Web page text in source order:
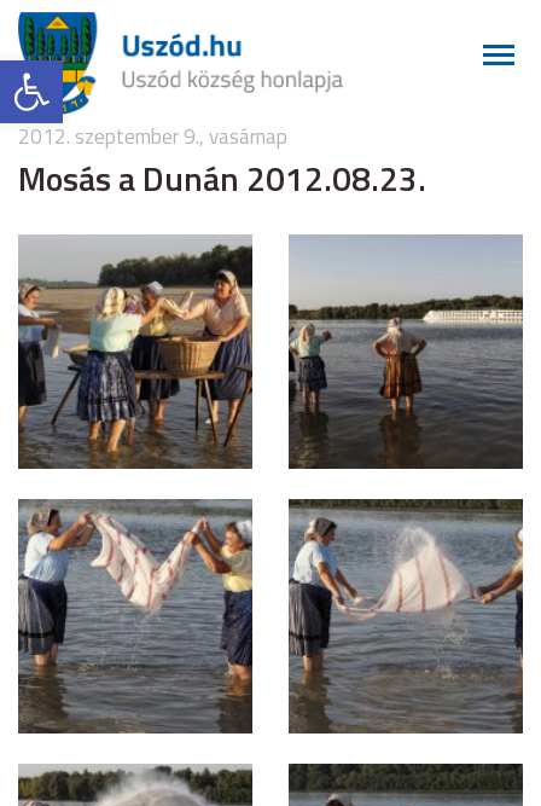
Eszköztár megnyitása
2012. szeptember 9., vasárnap
Mosás a Dunán 2012.08.23.